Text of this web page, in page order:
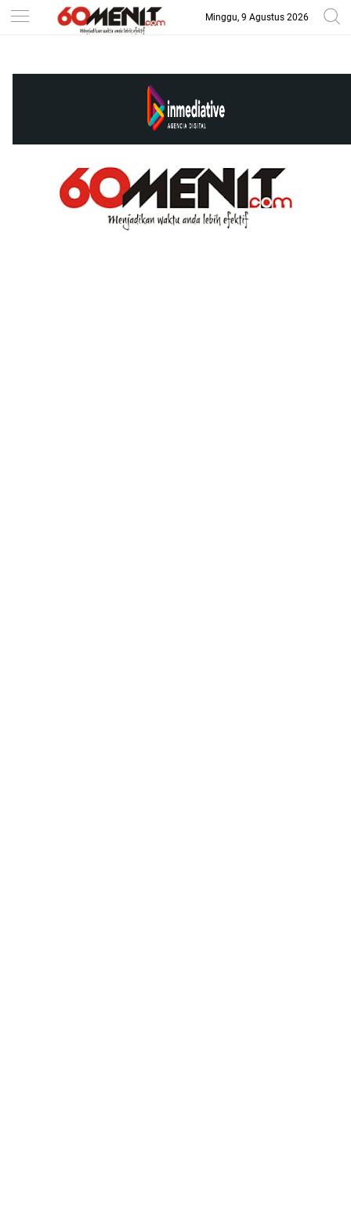
--> Minggu, 9 Agustus 2026